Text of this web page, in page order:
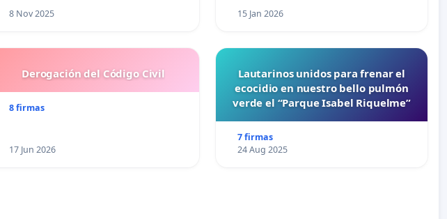
8 Nov 2025 15 Jan 2026
Derogación del Código Civil
8 firmas
17 Jun 2026
Lautarinos unidos para frenar el
ecocidio en nuestro bello pulmón
verde el “Parque Isabel Riquelme”
7 firmas
24 Aug 2025